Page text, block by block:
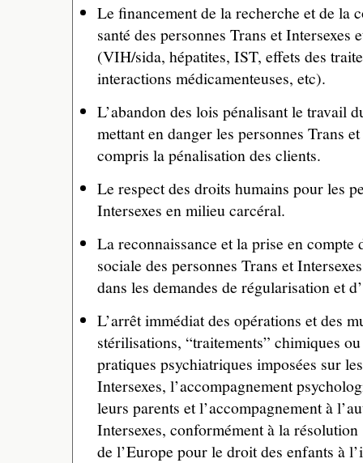
Le financement de la recherche et de la
santé des personnes Trans et Intersexes
(VIH/sida, hépatites, IST, effets des
interactions médicamenteuses, etc).
L’abandon des lois pénalisant le travail
mettant en danger les personnes Trans
compris la pénalisation des clients.
Le respect des droits humains pour les
Intersexes en milieu carcéral.
La reconnaissance et la prise en compte
sociale des personnes Trans et
dans les demandes de régularisation et
L’arrêt immédiat des opérations et des
stérilisations, “traitements” chimiques
pratiques psychiatriques imposées sur
Intersexes, l’accompagnement
leurs parents et l’accompagnement à
Intersexes, conformément à la
de l’Europe pour le droit des enfants à